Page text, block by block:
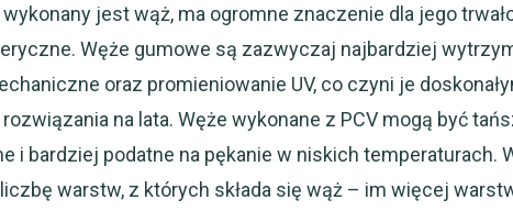
wykonany jest wąż, ma ogromne znaczenie dla jego
Węże gumowe są zazwyczaj najbardziej
oraz promieniowanie UV, co czyni je
na lata. Węże wykonane z PCV mogą być
i bardziej podatne na pękanie w niskich temperaturach.
warstw, z których składa się wąż – im więcej